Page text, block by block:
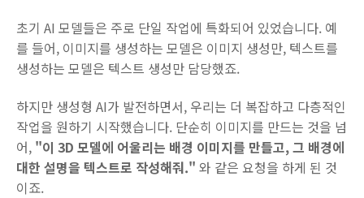
초기 AI 모델들은 주로 단일 작업에 특화되어 있었습니다. 예
를 들어, 이미지를 생성하는 모델은 이미지 생성만, 텍스트를
생성하는 모델은 텍스트 생성만 담당했죠.
하지만 생성형 AI가 발전하면서, 우리는 더 복잡하고 다층적인
작업을 원하기 시작했습니다. 단순히 이미지를 만드는 것을 넘
어, "이 3D 모델에 어울리는 배경 이미지를 만들고, 그 배경에
대한 설명을 텍스트로 작성해줘." 와 같은 요청을 하게 된 것
이죠.